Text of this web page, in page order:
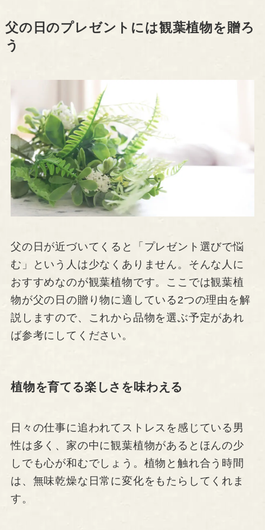
父の日のプレゼントには観葉植物を贈ろ
う
父の日が近づいてくると「プレゼント選びで悩
む」という人は少なくありません。そんな人に
おすすめなのが観葉植物です。ここでは観葉植
物が父の日の贈り物に適している2つの理由を解
説しますので、これから品物を選ぶ予定があれ
ば参考にしてください。
植物を育てる楽しさを味わえる
日々の仕事に追われてストレスを感じている男
性は多く、家の中に観葉植物があるとほんの少
しでも心が和むでしょう。植物と触れ合う時間
は、無味乾燥な日常に変化をもたらしてくれま
す。